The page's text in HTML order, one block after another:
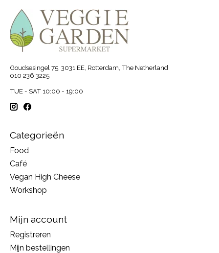
Goudsesingel 75, 3031 EE, Rotterdam, The Netherland
010 236 3225
TUE - SAT 10:00 - 19:00
Categorieën
Food
Café
Vegan High Cheese
Workshop
Mijn account
Registreren
Mijn bestellingen